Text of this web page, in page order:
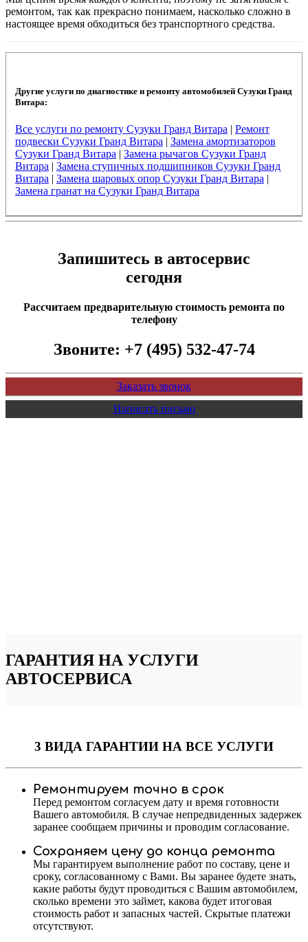
ремонтом, так как прекрасно понимаем, насколько сложно в
настоящее время обходиться без транспортного средства.
Другие услуги по диагностике и ремонту автомобилей Сузуки Гранд
Витара:
Все услуги по ремонту Сузуки Гранд Витара | Ремонт
подвески Сузуки Гранд Витара | Замена амортизаторов
Сузуки Гранд Витара | Замена рычагов Сузуки Гранд
Витара | Замена ступичных подшипников Сузуки Гранд
Витара | Замена шаровых опор Сузуки Гранд Витара |
Замена гранат на Сузуки Гранд Витара
Запишитесь в автосервис
сегодня
Рассчитаем предварительную стоимость ремонта по
телефону
Звоните: +7 (495) 532-47-74
Заказать звонок
Написать письмо
ГАРАНТИЯ НА УСЛУГИ
АВТОСЕРВИСА
3 ВИДА ГАРАНТИИ НА ВСЕ УСЛУГИ
Ремонтируем точно в срок
Перед ремонтом согласуем дату и время готовности
Вашего автомобиля. В случае непредвиденных задержек
заранее сообщаем причины и проводим согласование.
Сохраняем цену до конца ремонта
Мы гарантируем выполнение работ по составу, цене и
сроку, согласованному с Вами. Вы заранее будете знать,
какие работы будут проводиться с Вашим автомобилем,
сколько времени это займет, какова будет итоговая
стоимость работ и запасных частей. Скрытые платежи
отсутствуют.